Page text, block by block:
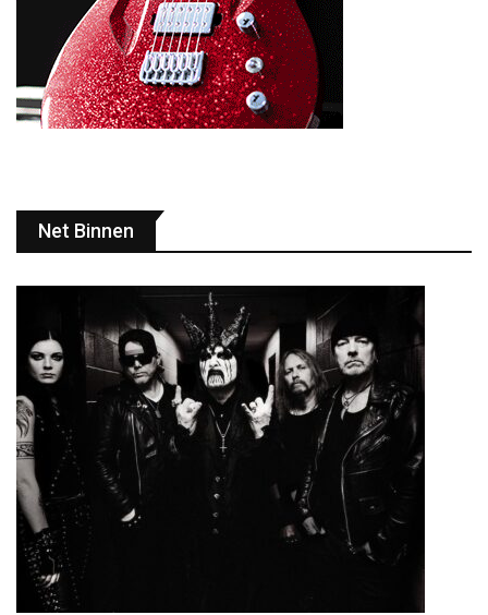
Net Binnen